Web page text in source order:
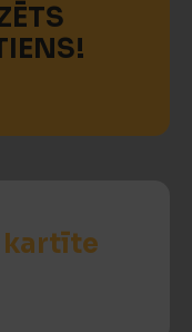
kartīte